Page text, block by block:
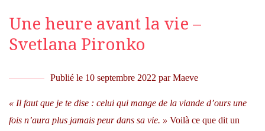
Une heure avant la vie –
Svetlana Pironko
Publié le 10 septembre 2022 par Maeve
« Il faut que je te dise : celui qui mange de la viande d’ours une
fois n’aura plus jamais peur dans sa vie. » Voilà ce que dit un